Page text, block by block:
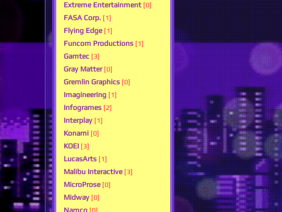
Extreme Entertainment [0]
FASA Corp. [1]
Flying Edge [1]
Funcom Productions [1]
Gamtec [3]
Gray Matter [0]
Gremlin Graphics [0]
Imagineering [1]
Infogrames [2]
Interplay [1]
Konami [0]
KOEI [3]
LucasArts [1]
Malibu Interactive [3]
MicroProse [0]
Midway [0]
[0]